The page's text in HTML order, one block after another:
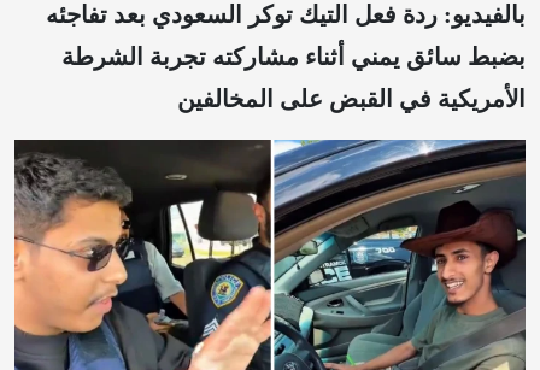
بالفيديو: ردة فعل التيك توكر السعودي بعد تفاجئه
بضبط سائق يمني أثناء مشاركته تجربة الشرطة
الأمريكية في القبض على المخالفين